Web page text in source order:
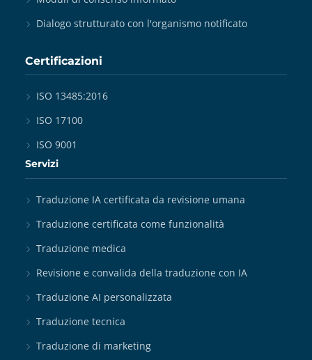
Dialogo strutturato con l'organismo notificato
Certificazioni
ISO 13485:2016
ISO 17100
ISO 9001
Servizi
Traduzione IA certificata da revisione umana
Traduzione certificata come funzionalità
Traduzione medica
Revisione e convalida della traduzione con IA
Traduzione AI personalizzata
Traduzione tecnica
Traduzione di marketing